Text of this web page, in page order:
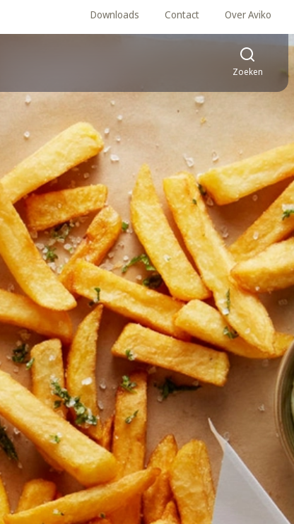
Downloads Contact Over Aviko
Zoeken